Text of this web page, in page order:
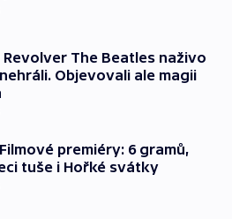
Revolver The Beatles naživo
Objevovali ale magii
Filmové premiéry: 6 gramů,
tuše i Hořké svátky